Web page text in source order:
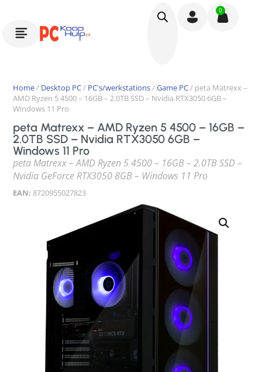
0
Home/ Desktop PC/ PC's/werkstations/Game PC/ peta Matrexx –
AMD Ryzen 5 4500 – 16GB – 2.0TB SSD – Nvidia RTX3050 6GB –
Windows 11 Pro
peta Matrexx – AMD Ryzen 5 4500 – 16GB –
2.0TB SSD – Nvidia RTX3050 6GB –
Windows 11 Pro
peta Matrexx – AMD Ryzen 5 4500 – 16GB – 2.0TB SSD –
Nvidia GeForce RTX3050 8GB – Windows 11 Pro
EAN: 8720955027823